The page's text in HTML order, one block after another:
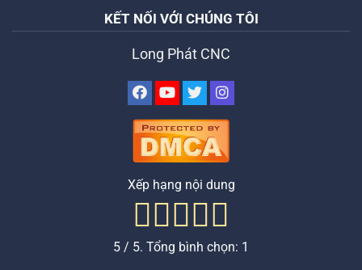
KẾT NỐI VỚI CHÚNG TÔI
Long Phát CNC
Xếp hạng nội dung
5 / 5. Tổng bình chọn: 1